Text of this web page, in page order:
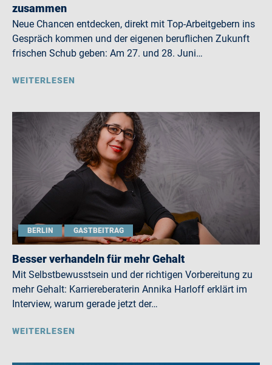
zusammen
Neue Chancen entdecken, direkt mit Top-Arbeitgebern ins
Gespräch kommen und der eigenen beruflichen Zukunft
frischen Schub geben: Am 27. und 28. Juni…
WEITERLESEN
BERLIN GASTBEITRAG
Besser verhandeln für mehr Gehalt
Mit Selbstbewusstsein und der richtigen Vorbereitung zu
mehr Gehalt: Karriereberaterin Annika Harloff erklärt im
Interview, warum gerade jetzt der…
WEITERLESEN